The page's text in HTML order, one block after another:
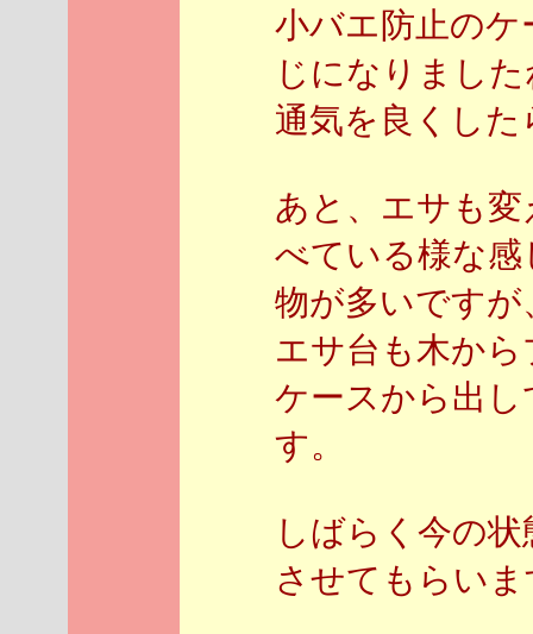
小バエ防止の
じになりまし
通気を良くし
あと、エサも
べている様な
物が多いです
エサ台も木か
ケースから出
す。
しばらく今の
させてもらい